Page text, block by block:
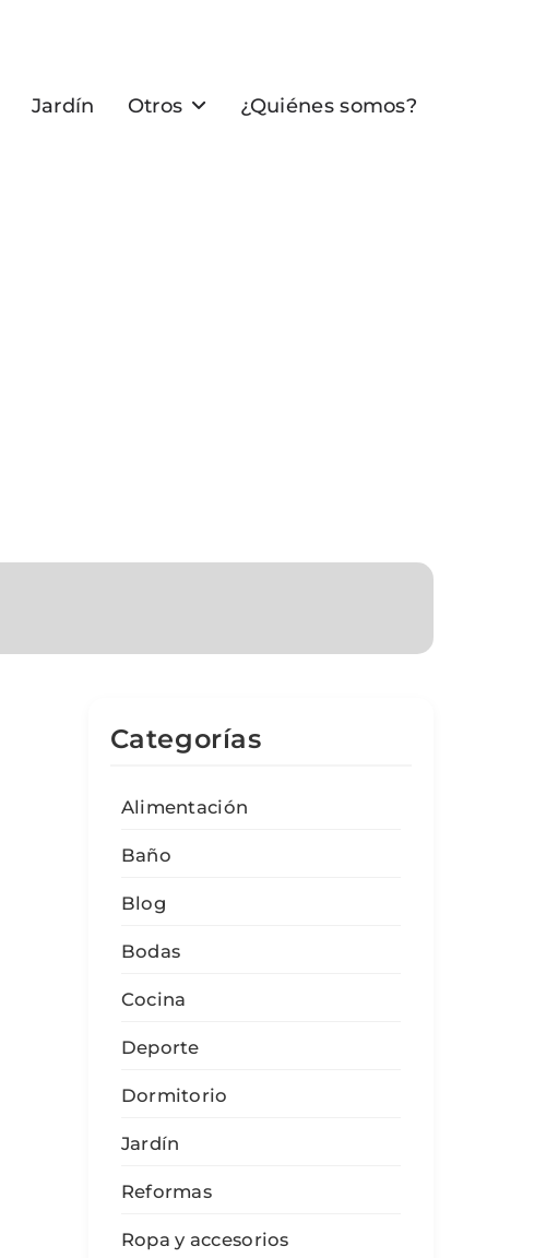
Jardín Otros ¿Quiénes somos?
Categorías
Alimentación
Baño
Blog
Bodas
Cocina
Deporte
Dormitorio
Jardín
Reformas
Ropa y accesorios